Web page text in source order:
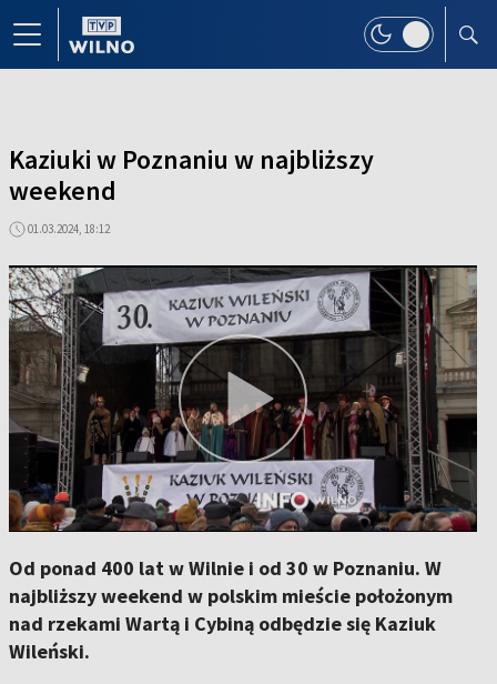
Kaziuki w Poznaniu w najbliższy
weekend
01.03.2024, 18:12
Od ponad 400 lat w Wilnie i od 30 w Poznaniu. W
najbliższy weekend w polskim mieście położonym
nad rzekami Wartą i Cybiną odbędzie się Kaziuk
Wileński.